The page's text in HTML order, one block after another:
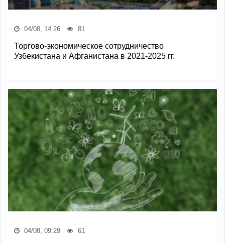
04/08, 14:26 81
Торгово-экономическое сотрудничество
Узбекистана и Афганистана в 2021-2025 гг.
04/08, 09:29 61